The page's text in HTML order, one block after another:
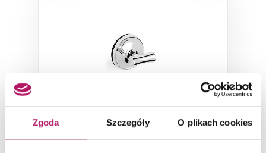
Zgoda Szczegóły O plikach cookies
Stella Monaco 09.320